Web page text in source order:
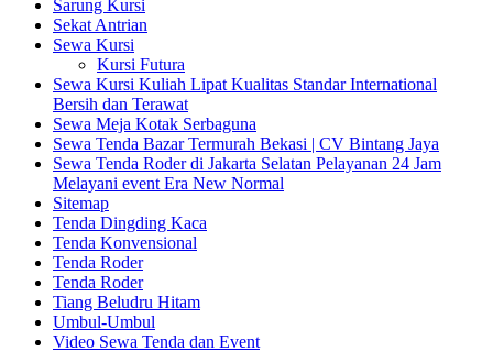
Sarung Kursi
Sekat Antrian
Sewa Kursi
Kursi Futura
Sewa Kursi Kuliah Lipat Kualitas Standar International
Bersih dan Terawat
Sewa Meja Kotak Serbaguna
Sewa Tenda Bazar Termurah Bekasi | CV Bintang Jaya
Sewa Tenda Roder di Jakarta Selatan Pelayanan 24 Jam
Melayani event Era New Normal
Sitemap
Tenda Dingding Kaca
Tenda Konvensional
Tenda Roder
Tenda Roder
Tiang Beludru Hitam
Umbul-Umbul
Video Sewa Tenda dan Event